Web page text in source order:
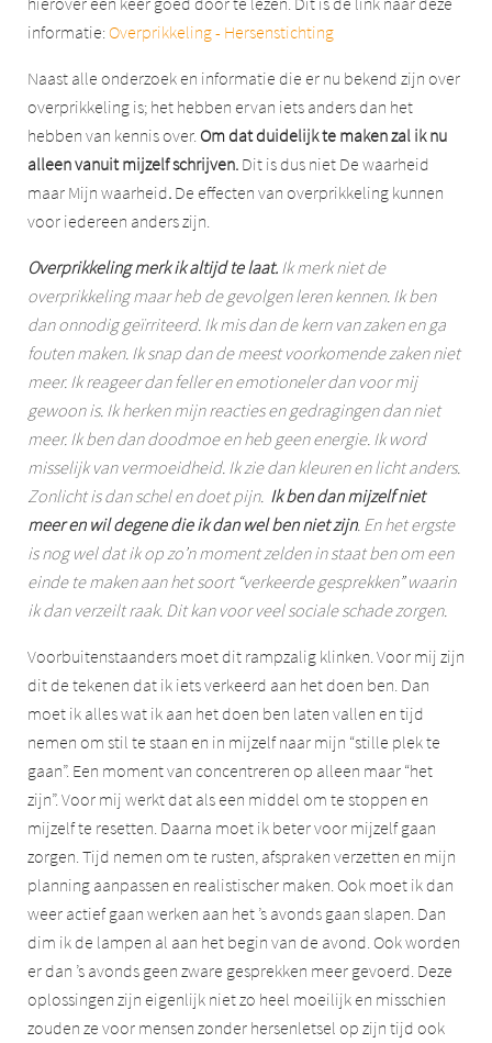
informatie: Overprikkeling - Hersenstichting
Naast alle onderzoek en informatie die er nu bekend zijn over
overprikkeling is; het hebben ervan iets anders dan het
hebben van kennis over. Om dat duidelijk te maken zal ik nu
alleen vanuit mijzelf schrijven. Dit is dus niet De waarheid
maar Mijn waarheid. De effecten van overprikkeling kunnen
voor iedereen anders zijn.
Overprikkeling merk ik altijd te laat. Ik merk niet de
overprikkeling maar heb de gevolgen leren kennen. Ik ben
dan onnodig geïrriteerd. Ik mis dan de kern van zaken en ga
fouten maken. Ik snap dan de meest voorkomende zaken niet
meer. Ik reageer dan feller en emotioneler dan voor mij
gewoon is. Ik herken mijn reacties en gedragingen dan niet
meer. Ik ben dan doodmoe en heb geen energie. Ik word
misselijk van vermoeidheid. Ik zie dan kleuren en licht anders.
Zonlicht is dan schel en doet pijn. Ik ben dan mijzelf niet
meer en wil degene die ik dan wel ben niet zijn. En het ergste
is nog wel dat ik op zo’n moment zelden in staat ben om een
einde te maken aan het soort “verkeerde gesprekken” waarin
ik dan verzeilt raak. Dit kan voor veel sociale schade zorgen.
Voorbuitenstaanders moet dit rampzalig klinken. Voor mij zijn
dit de tekenen dat ik iets verkeerd aan het doen ben. Dan
moet ik alles wat ik aan het doen ben laten vallen en tijd
nemen om stil te staan en in mijzelf naar mijn “stille plek te
gaan”. Een moment van concentreren op alleen maar “het
zijn”. Voor mij werkt dat als een middel om te stoppen en
mijzelf te resetten. Daarna moet ik beter voor mijzelf gaan
zorgen. Tijd nemen om te rusten, afspraken verzetten en mijn
planning aanpassen en realistischer maken. Ook moet ik dan
weer actief gaan werken aan het ’s avonds gaan slapen. Dan
dim ik de lampen al aan het begin van de avond. Ook worden
er dan ’s avonds geen zware gesprekken meer gevoerd. Deze
oplossingen zijn eigenlijk niet zo heel moeilijk en misschien
zouden ze voor mensen zonder hersenletsel op zijn tijd ook